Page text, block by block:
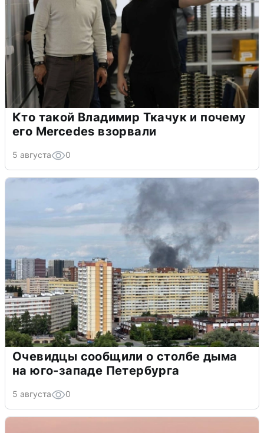
Кто такой Владимир Ткачук и почему
его Mercedes взорвали
5 августа 0
Очевидцы сообщили о столбе дыма
на юго-западе Петербурга
5 августа 0